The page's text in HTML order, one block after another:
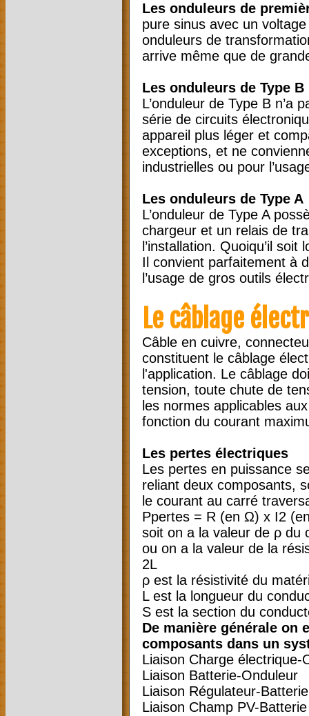
Les onduleurs de
pure sinus avec un
onduleurs de
arrive même que de
Les onduleurs de Type B
L’onduleur de Type B
série de circuits
appareil plus léger et
exceptions, et ne
industrielles ou pour
Les onduleurs de Type A
L’onduleur de Type A
chargeur et un relais de
l’installation. Quoiqu’il
Il convient parfaitement à
l’usage de gros outils
Le câblage
Câble en cuivre,
constituent le câblage
l'application. Le câblage
tension, toute chute de
les normes applicables
fonction du courant
Les pertes électriques
Les pertes en puissance
reliant deux composants,
le courant au carré
Ppertes = R (en Ω) x I2
soit on a la valeur de ρ du
ou on a la valeur de la
2L
ρ est la résistivité du
L est la longueur du
S est la section du
De manière générale on
composants dans un
Liaison Charge électrique-
Liaison Batterie-Onduleur
Liaison Régulateur-Batterie
Liaison Champ PV-Batterie